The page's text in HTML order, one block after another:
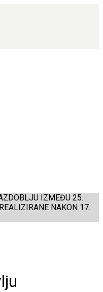
IZMEĐU 25.
NAKON 17.